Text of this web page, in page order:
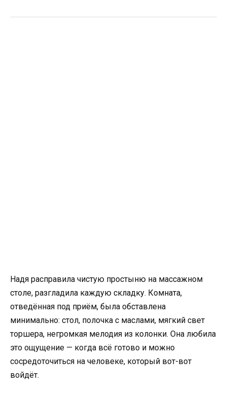
Надя расправила чистую простыню на массажном
столе, разгладила каждую складку. Комната,
отведённая под приём, была обставлена
минимально: стол, полочка с маслами, мягкий свет
торшера, негромкая мелодия из колонки. Она любила
это ощущение — когда всё готово и можно
сосредоточиться на человеке, который вот-вот
войдёт.